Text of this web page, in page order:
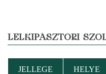
LELKIPÁSZTORI
JELLEGE HELYE